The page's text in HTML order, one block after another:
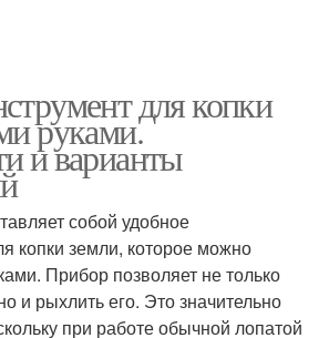
для копки
руками.
и варианты
собой удобное
копки земли, которое можно
Прибор позволяет не только
и рыхлить его. Это значительно
при работе обычной лопатой